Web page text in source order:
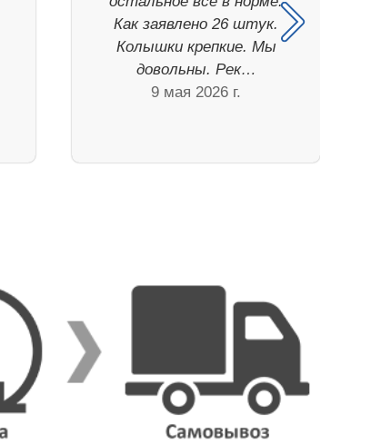
Как заявлено 26 штук.
Колышки крепкие. Мы
довольны. Рек…
9 мая 2026 г.